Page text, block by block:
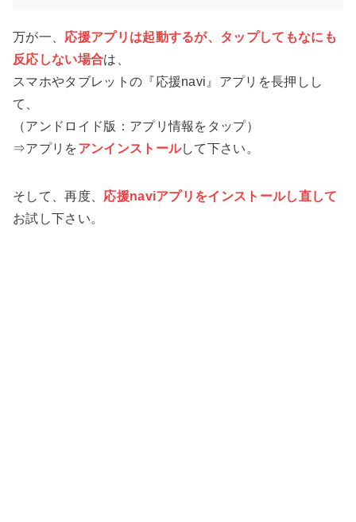
万が一、 応援アプリは起動するが、タップしてもなにも
反応しない場合は、
スマホやタブレットの『応援navi』アプリを長押しし
て、
（アンドロイド版：アプリ情報をタップ）
⇒アプリをアンインストールして下さい。
そして、再度、 応援naviアプリをインストールし直して
お試し下さい。